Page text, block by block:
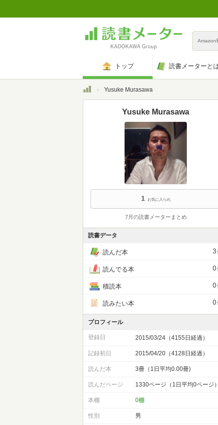
Amazon
トップ 読書メーターと
トップYusuke Murasawa
Yusuke Murasawa
1 お気に入られ
7月の読書メーターまとめ
読書データ
読んだ本 3
読んでる本 0
積読本 0
読みたい本 0
プロフィール
登録日 2015/03/24（4155日経過）
記録初日 2015/04/20（4128日経過）
読んだ本 3冊（1日平均0.00冊)
読んだページ 1330ページ（1日平均0ページ
本棚 0棚
性別 男